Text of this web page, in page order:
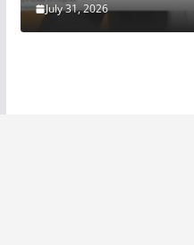
July 31, 2026